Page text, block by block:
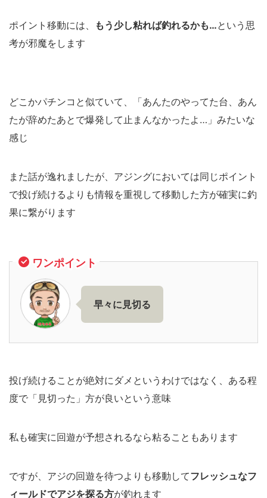
ポイント移動には、 もう少し粘れば釣れるかも…という思
考が邪魔をします
どこかパチンコと似ていて、「あんたのやってた台、あん
たが辞めたあとで爆発して止まんなかったよ…」みたいな
感じ
また話が逸れましたが、アジングにおいては同じポイント
で投げ続けるよりも情報を重視して移動した方が確実に釣
果に繋がります
ワンポイント
早々に見切る
投げ続けることが絶対にダメというわけではなく、ある程
度で「見切った」方が良いという意味
私も確実に回遊が予想されるなら粘ることもあります
ですが、アジの回遊を待つよりも移動してフレッシュなフ
ィールドでアジを探る方が釣れます